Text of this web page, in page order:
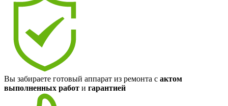
Вы забираете готовый аппарат из ремонта с актом
выполненных работ и гарантией